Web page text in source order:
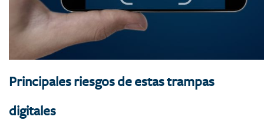
Principales riesgos de estas trampas
digitales